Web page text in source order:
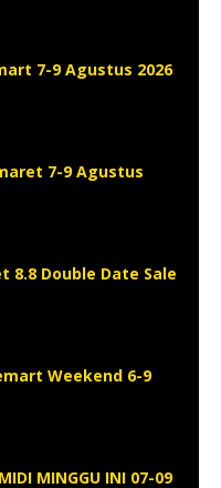
7-9 Agustus 2026
7-9 Agustus
8.8 Double Date Sale
Weekend 6-9
MINGGU INI 07-09